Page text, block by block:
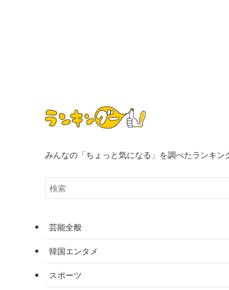
みんなの「ちょっと気になる」を調べたランキン
芸能全般
韓国エンタメ
スポーツ